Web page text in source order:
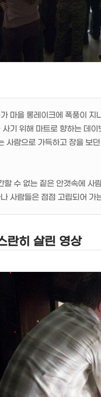
마을 롱레이크에 폭풍이 지
사기 위해 마트로 향하는 데
사람으로 가득하고 장을 보
할 수 없는 짙은 안갯속에 사
사람들은 점점 고립되어 가
란히 살린 영상